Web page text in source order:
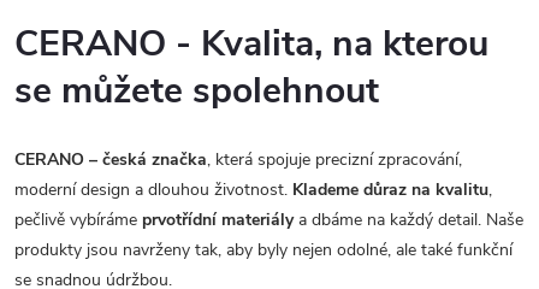
CERANO - Kvalita, na kterou
se můžete spolehnout
CERANO – česká značka, která spojuje precizní zpracování,
moderní design a dlouhou životnost. Klademe důraz na kvalitu,
pečlivě vybíráme prvotřídní materiálya dbáme na každý detail. Naše
produkty jsou navrženy tak, aby byly nejen odolné, ale také funkční
se snadnou údržbou.